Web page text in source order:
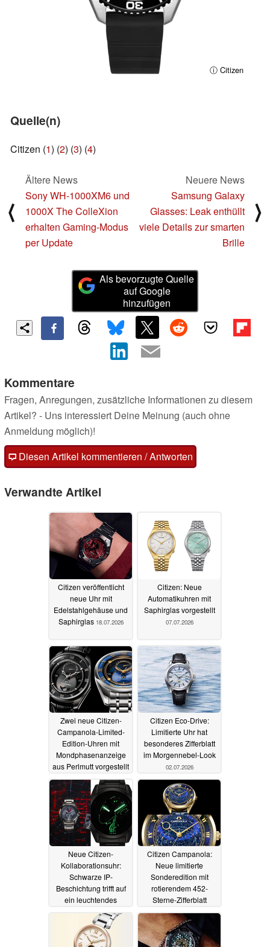
ⓘ Citizen
Quelle(n)
Citizen (1) (2) (3) (4)
⟨
Ältere News
Sony WH-1000XM6 und
1000X The ColleXion
erhalten Gaming-Modus
per Update
Neuere News
Samsung Galaxy
Glasses: Leak enthüllt
viele Details zur smarten
Brille
⟩
Als bevorzugte Quelle
auf Google
hinzufügen
Kommentare
Fragen, Anregungen, zusätzliche Informationen zu diesem
Artikel? - Uns interessiert Deine Meinung (auch ohne
Anmeldung möglich)!
Diesen Artikel kommentieren / Antworten
Verwandte Artikel
Citizen veröffentlicht
neue Uhr mit
Edelstahlgehäuse und
Saphirglas 18.07.2026
Citizen: Neue
Automatikuhren mit
Saphirglas vorgestellt
07.07.2026
Zwei neue Citizen-
Campanola-Limited-
Edition-Uhren mit
Mondphasenanzeige
aus Perlmutt vorgestellt
04.07.2026
Citizen Eco-Drive:
Limitierte Uhr hat
besonderes Zifferblatt
im Morgennebel-Look
02.07.2026
Neue Citizen-
Kollaborationsuhr:
Schwarze IP-
Beschichtung trifft auf
ein leuchtendes
Zifferblatt01.07.2026
Citizen Campanola:
Neue limitierte
Sonderedition mit
rotierendem 452-
Sterne-Zifferblatt
vorgestellt01.07.2026